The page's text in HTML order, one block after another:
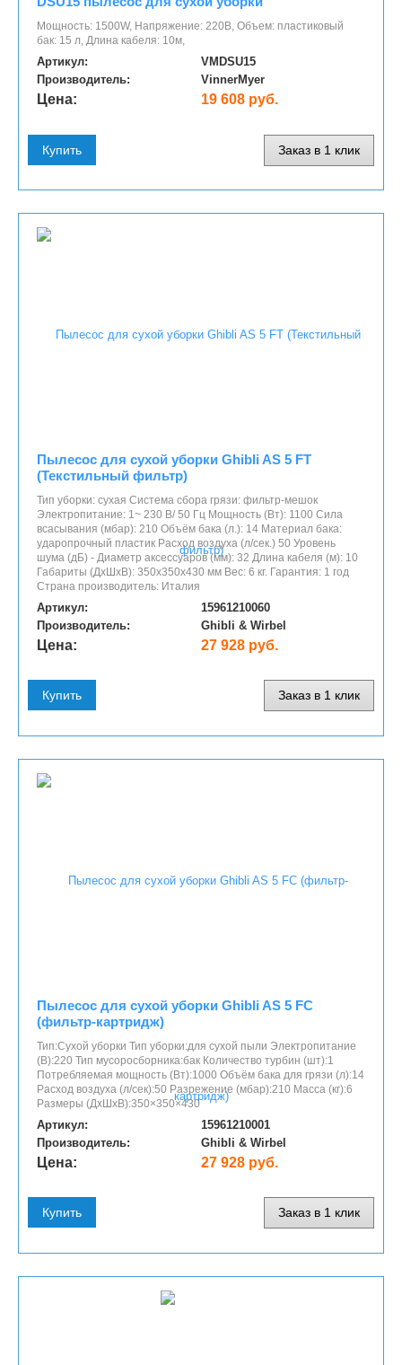
Мощность: 1500W, Напряжение: 220В, Объем: пластиковый
бак: 15 л, Длина кабеля: 10м,
Артикул:
VMDSU15
Производитель:
VinnerMyer
Цена: 19 608 руб.
Купить Заказ в 1 клик
Пылесос для сухой уборки Ghibli AS 5 FT
(Текстильный фильтр)
Тип уборки: сухая Система сбора грязи: фильтр-мешок
Электропитание: 1~ 230 В/ 50 Гц Мощность (Вт): 1100 Сила
всасывания (мбар): 210 Объём бака (л.): 14 Материал бака:
ударопрочный пластик Расход воздуха (л/сек.) 50 Уровень
шума (дБ) - Диаметр аксессуаров (мм): 32 Длина кабеля (м): 10
Габариты (ДхШхВ): 350х350х430 мм Вес: 6 кг. Гарантия: 1 год
Страна производитель: Италия
Артикул:
15961210060
Производитель:
Ghibli & Wirbel
Цена: 27 928 руб.
Купить Заказ в 1 клик
Пылесос для сухой уборки Ghibli AS 5 FC
(фильтр-картридж)
Тип:Сухой уборки Тип уборки:для сухой пыли Электропитание
(В):220 Тип мусоросборника:бак Количество турбин (шт):1
Потребляемая мощность (Вт):1000 Объём бака для грязи (л):14
Расход воздуха (л/сек):50 Разрежение (мбар):210 Масса (кг):6
Размеры (ДхШхВ):350×350×430
Артикул:
15961210001
Производитель:
Ghibli & Wirbel
Цена: 27 928 руб.
Купить Заказ в 1 клик